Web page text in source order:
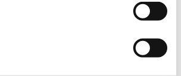
strandzone is open tot 18u, ons